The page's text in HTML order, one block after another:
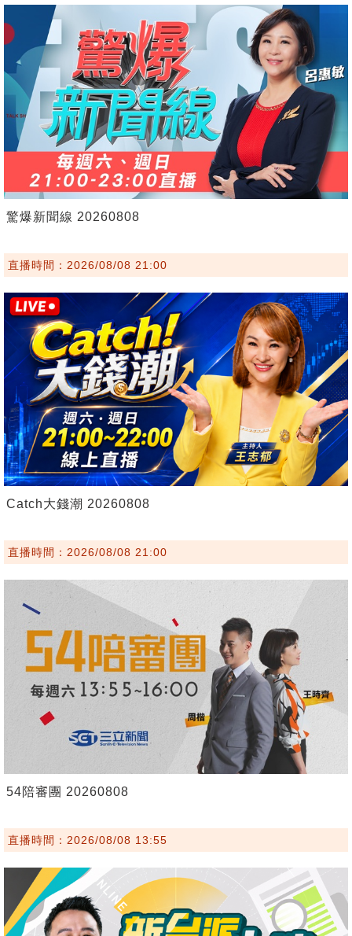
驚爆新聞線 20260808
直播時間：2026/08/08 21:00
Catch大錢潮 20260808
直播時間：2026/08/08 21:00
54陪審團 20260808
直播時間：2026/08/08 13:55